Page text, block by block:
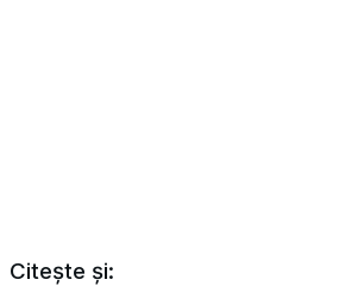
Citește și: